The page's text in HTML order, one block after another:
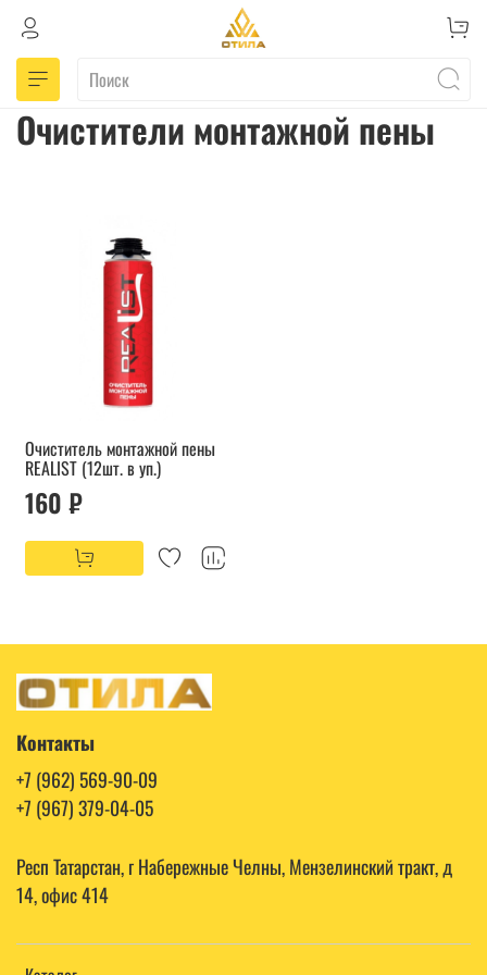
Очистители монтажной пены
Очиститель монтажной пены
REALIST (12шт. в уп.)
160 ₽
Контакты
+7 (962) 569-90-09
+7 (967) 379-04-05
Респ Татарстан, г Набережные Челны, Мензелинский тракт, д
14, офис 414